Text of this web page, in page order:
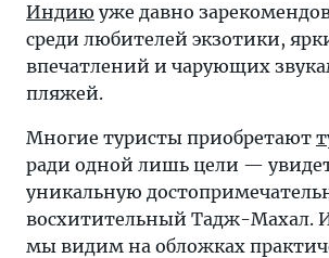
Индию уже давно
среди любителей экзотики,
впечатлений и чарующих
пляжей.
Многие туристы приобретают
ради одной лишь цели —
уникальную
восхитительный Тадж-Махал.
мы видим на обложках